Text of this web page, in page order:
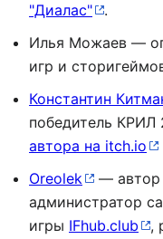
"Диалас"
.
Илья Можаев —
игр и
Константин
победитель КРИЛ
автора на itch.io
Oreolek
— автор
администратор
игры IFhub.club ,